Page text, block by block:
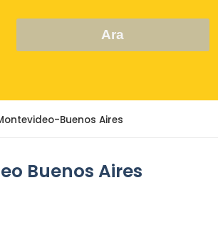
Ara
Buenos Aires
Buenos Aires